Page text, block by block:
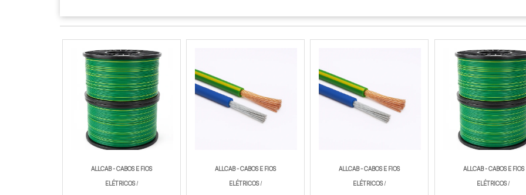
ALLCAB - CABOS E FIOS
ELÉTRICOS/
ALLCAB - CABOS E FIOS
ELÉTRICOS/
ALLCAB - CABOS E FIOS
ELÉTRICOS/
ALLCAB - CABOS E FIOS
ELÉTRICOS/